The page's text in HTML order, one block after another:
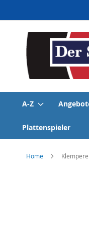
zum
Inhalt
A-Z
Plattenspieler
Home